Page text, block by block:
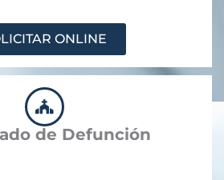
ONLINE
de Defunción